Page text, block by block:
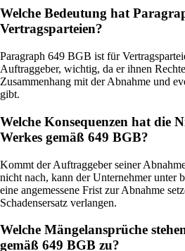
Welche Bedeutung hat
Vertragsparteien?
Paragraph 649 BGB ist für
Auftraggeber, wichtig, da er ihnen
Zusammenhang mit der Abnahme und
gibt.
Welche Konsequenzen hat die
Werkes gemäß 649 BGB?
Kommt der Auftraggeber seiner
nicht nach, kann der Unternehmer unter
eine angemessene Frist zur Abnahme
Schadensersatz verlangen.
Welche Mängelansprüche
gemäß 649 BGB zu?